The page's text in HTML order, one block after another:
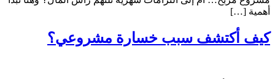
أهمية […]
كيف أكتشف سبب خسارة مشروعي؟